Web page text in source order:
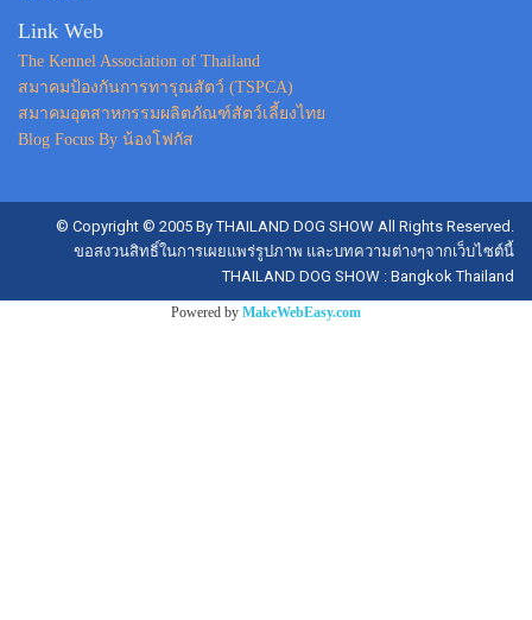
Link Web
The Kennel Association of Thailand
สมาคมป้องกันการทารุณสัตว์ (TSPCA)
สมาคมอุตสาหกรรมผลิตภัณฑ์สัตว์เลี้ยงไทย
Blog Focus By น้องโฟกัส
© Copyright © 2005 By THAILAND DOG SHOW All Rights Reserved.
ขอสงวนสิทธิ์ในการเผยแพร่รูปภาพ และบทความต่างๆจากเว็บไซต์นี้
THAILAND DOG SHOW : Bangkok Thailand
Powered by MakeWebEasy.com